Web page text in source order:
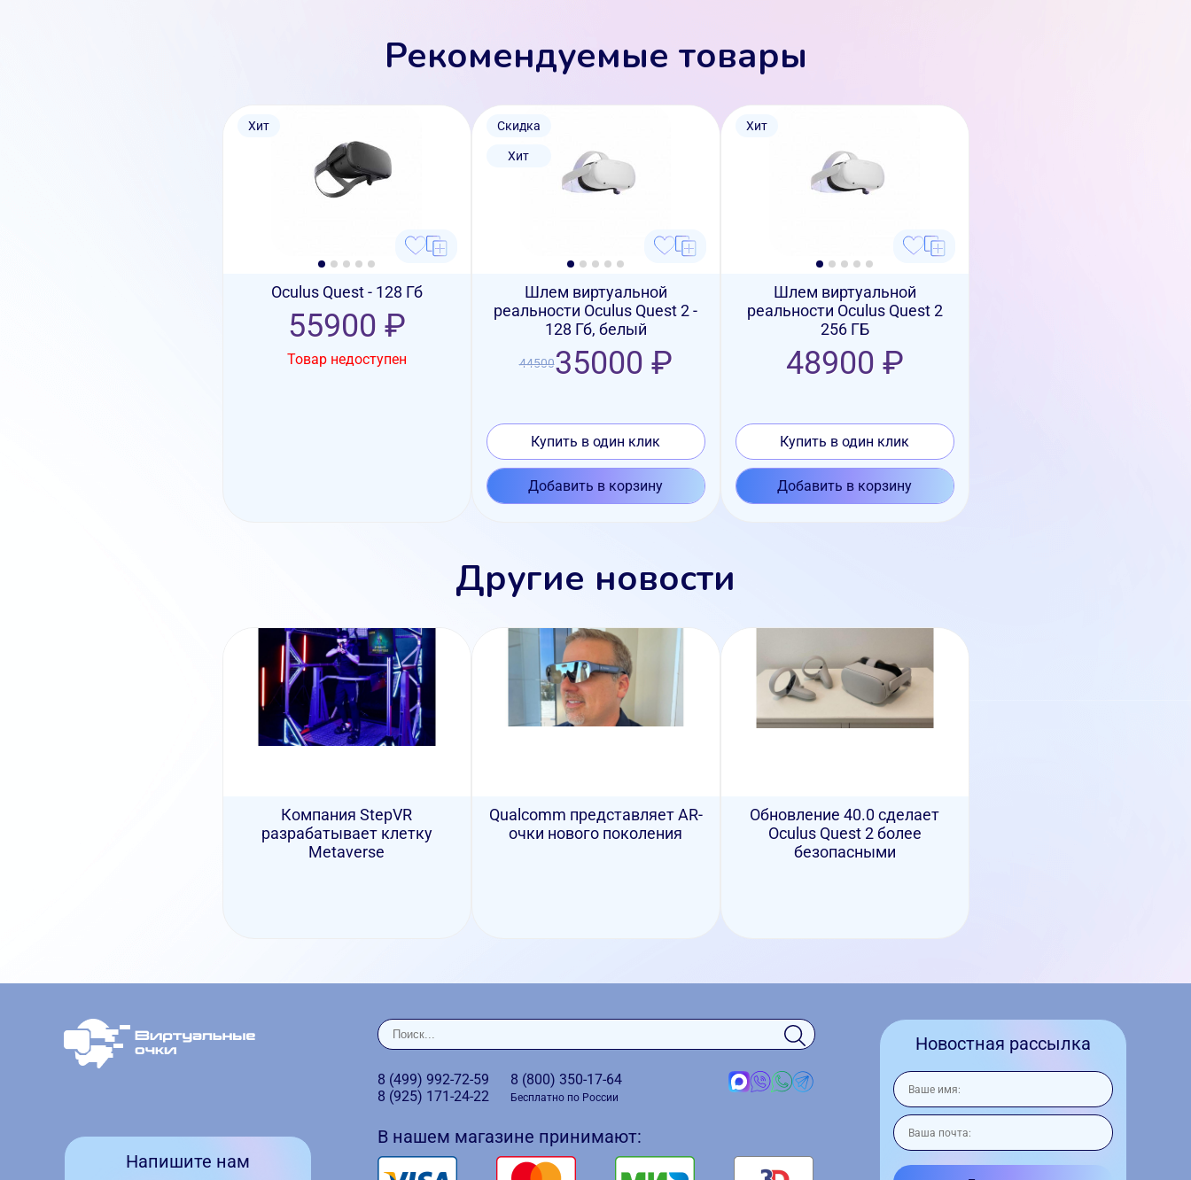
Рекомендуемые товары
Хит
Oculus Quest - 128 Гб
55900 ₽
Товар недоступен
Скидка
Хит
Шлем виртуальной
реальности Oculus Quest 2 -
128 Гб, белый
4450035000 ₽
Купить в один клик
Добавить в корзину
Хит
Шлем виртуальной
реальности Oculus Quest 2
256 ГБ
48900 ₽
Купить в один клик
Добавить в корзину
Другие новости
Компания StepVR
разрабатывает клетку
Metaverse
Qualcomm представляет AR-
очки нового поколения
Обновление 40.0 сделает
Oculus Quest 2 более
безопасными
Напишите нам
8 (499) 992-72-59
8 (925) 171-24-22
8 (800) 350-17-64
Бесплатно по России
В нашем магазине принимают:
Новостная рассылка